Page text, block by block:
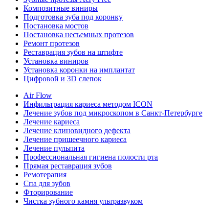
Композитные виниры
Подготовка зуба под коронку
Постановка мостов
Постановка несъемных протезов
Ремонт протезов
Реставрация зубов на штифте
Установка виниров
Установка коронки на имплантат
Цифровой и 3D слепок
Air Flow
Инфильтрация кариеса методом ICON
Лечение зубов под микроскопом в Санкт-Петербурге
Лечение кариеса
Лечение клиновидного дефекта
Лечение пришеечного кариеса
Лечение пульпита
Профессиональная гигиена полости рта
Прямая реставрация зубов
Ремотерапия
Спа для зубов
Фторирование
Чистка зубного камня ультразвуком